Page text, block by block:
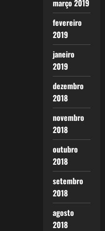
março 2019
fevereiro
2019
janeiro
2019
dezembro
2018
novembro
2018
outubro
2018
setembro
2018
agosto
2018